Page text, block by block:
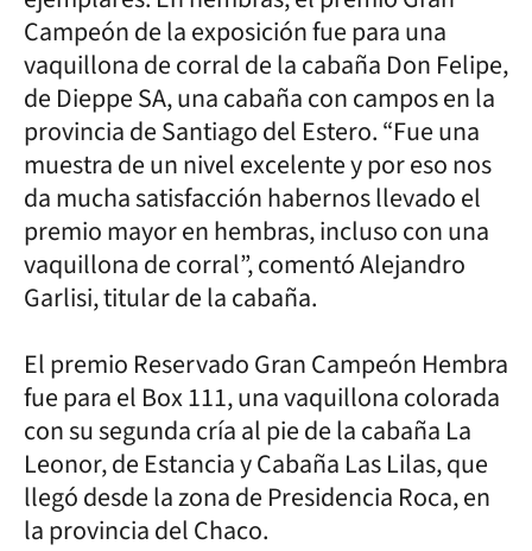
Campeón de la exposición fue para una
vaquillona de corral de la cabaña Don Felipe,
de Dieppe SA, una cabaña con campos en la
provincia de Santiago del Estero. “Fue una
muestra de un nivel excelente y por eso nos
da mucha satisfacción habernos llevado el
premio mayor en hembras, incluso con una
vaquillona de corral”, comentó Alejandro
Garlisi, titular de la cabaña.
El premio Reservado Gran Campeón Hembra
fue para el Box 111, una vaquillona colorada
con su segunda cría al pie de la cabaña La
Leonor, de Estancia y Cabaña Las Lilas, que
llegó desde la zona de Presidencia Roca, en
la provincia del Chaco.